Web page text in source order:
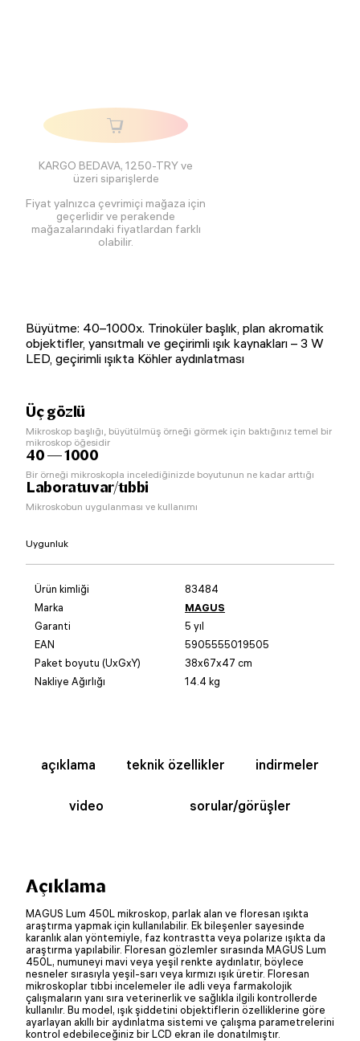
KARGO BEDAVA, 1250-TRY ve
üzeri siparişlerde
Fiyat yalnızca çevrimiçi mağaza için
geçerlidir ve perakende
mağazalarındaki fiyatlardan farklı
olabilir.
Büyütme: 40–1000x. Trinoküler başlık, plan akromatik
objektifler, yansıtmalı ve geçirimli ışık kaynakları – 3 W
LED, geçirimli ışıkta Köhler aydınlatması
Üç gözlü
Mikroskop başlığı, büyütülmüş örneği görmek için baktığınız temel bir
mikroskop öğesidir
40 — 1000
Bir örneği mikroskopla incelediğinizde boyutunun ne kadar arttığı
Laboratuvar/tıbbi
Mikroskobun uygulanması ve kullanımı
Uygunluk
Ürün kimliği
83484
Marka
MAGUS
Garanti
5 yıl
EAN
5905555019505
Paket boyutu (UxGxY)
38x67x47 cm
Nakliye Ağırlığı
14.4 kg
açıklama teknik özellikler indirmeler
video sorular/görüşler
Açıklama
MAGUS Lum 450L mikroskop, parlak alan ve floresan ışıkta
araştırma yapmak için kullanılabilir. Ek bileşenler sayesinde
karanlık alan yöntemiyle, faz kontrastta veya polarize ışıkta da
araştırma yapılabilir. Floresan gözlemler sırasında MAGUS Lum
450L, numuneyi mavi veya yeşil renkte aydınlatır, böylece
nesneler sırasıyla yeşil-sarı veya kırmızı ışık üretir. Floresan
mikroskoplar tıbbi incelemeler ile adli veya farmakolojik
çalışmaların yanı sıra veterinerlik ve sağlıkla ilgili kontrollerde
kullanılır. Bu model, ışık şiddetini objektiflerin özelliklerine göre
ayarlayan akıllı bir aydınlatma sistemi ve çalışma parametrelerini
kontrol edebileceğiniz bir LCD ekran ile donatılmıştır.